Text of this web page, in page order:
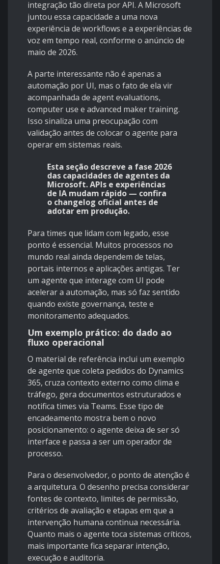
integração tão direta por API. A Microsoft
juntou essa capacidade a uma nova
experiência de workflows e a experiências de
voz em tempo real, conforme o anúncio de
maio de 2026.
A parte interessante não é apenas a
automação por UI, mas o fato de ela vir
acompanhada de agent evaluations,
computer use e advanced maker training.
Isso sinaliza uma preocupação com
validação antes de colocar o agente para
operar em sistemas reais.
Esta seção descreve a fase 2026
das capacidades de agentes da
Microsoft. APIs e experiências
de IA mudam rápido — confira
o changelog oficial antes de
adotar em produção.
Para times que lidam com legado, esse
ponto é essencial. Muitos processos no
mundo real ainda dependem de telas,
portais internos e aplicações antigas. Ter
um agente que interage com UI pode
acelerar a automação, mas só faz sentido
quando existe governança, teste e
monitoramento adequados.
Um exemplo prático: do dado ao
fluxo operacional
O material de referência inclui um exemplo
de agente que coleta pedidos do Dynamics
365, cruza contexto externo como clima e
tráfego, gera documentos estruturados e
notifica times via Teams. Esse tipo de
encadeamento mostra bem o novo
posicionamento: o agente deixa de ser só
interface e passa a ser um operador de
processo.
Para o desenvolvedor, o ponto de atenção é
a arquitetura. O desenho precisa considerar
fontes de contexto, limites de permissão,
critérios de avaliação e etapas em que a
intervenção humana continua necessária.
Quanto mais o agente toca sistemas críticos,
mais importante fica separar intenção,
execução e auditoria.